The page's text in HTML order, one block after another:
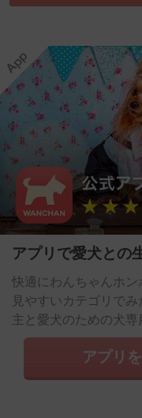
アプリで愛犬との
快適にわんちゃんホン
見やすいカテゴリで
主と愛犬のための犬専
アプリ